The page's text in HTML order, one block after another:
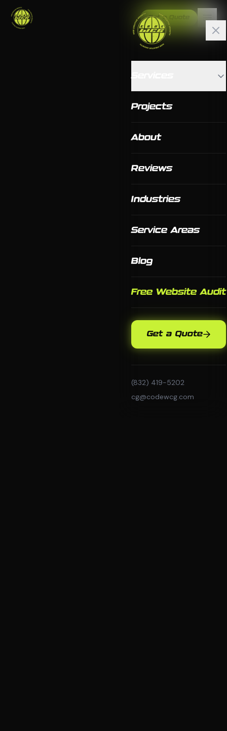
Get a Quote
Projects
About
Reviews
Industries
Service Areas
Blog
Free Website Audit
Get a Quote
(832) 419-5202
cg@codewcg.com